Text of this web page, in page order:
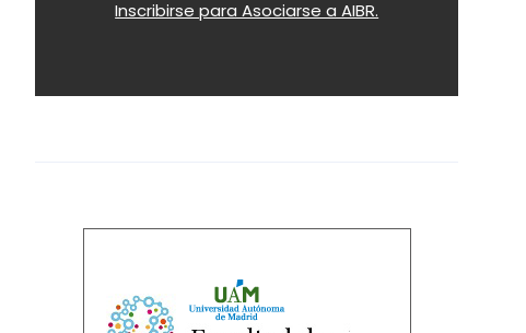
Inscribirse para Asociarse a AIBR.